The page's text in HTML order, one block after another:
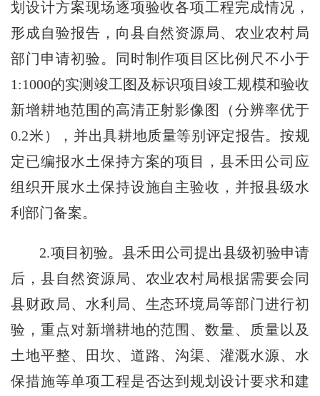
划设计方案现场逐项验收各项工程完成情况，
形成自验报告，向县自然资源局、农业农村局
部门申请初验。同时制作项目区比例尺不小于
1:1000的实测竣工图及标识项目竣工规模和验收
新增耕地范围的高清正射影像图（分辨率优于
0.2米），并出具耕地质量等别评定报告。按规
定已编报水土保持方案的项目，县禾田公司应
组织开展水土保持设施自主验收，并报县级水
利部门备案。
2.项目初验。县禾田公司提出县级初验申请
后，县自然资源局、农业农村局根据需要会同
县财政局、水利局、生态环境局等部门进行初
验，重点对新增耕地的范围、数量、质量以及
土地平整、田坎、道路、沟渠、灌溉水源、水
保措施等单项工程是否达到规划设计要求和建